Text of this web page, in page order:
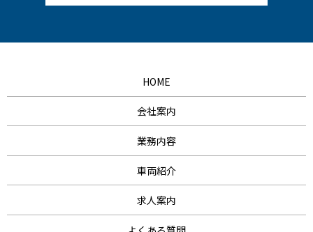
HOME
会社案内
業務内容
車両紹介
求人案内